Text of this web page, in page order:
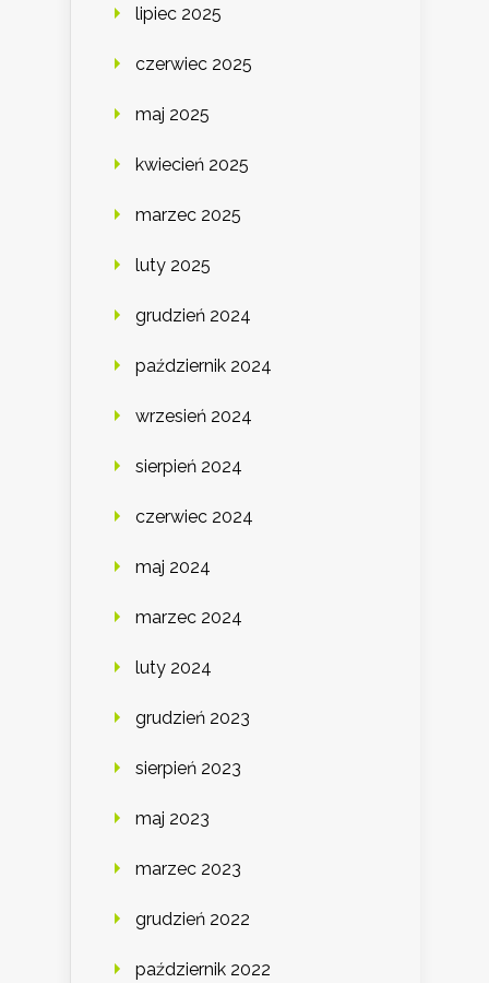
lipiec 2025
czerwiec 2025
maj 2025
kwiecień 2025
marzec 2025
luty 2025
grudzień 2024
październik 2024
wrzesień 2024
sierpień 2024
czerwiec 2024
maj 2024
marzec 2024
luty 2024
grudzień 2023
sierpień 2023
maj 2023
marzec 2023
grudzień 2022
październik 2022